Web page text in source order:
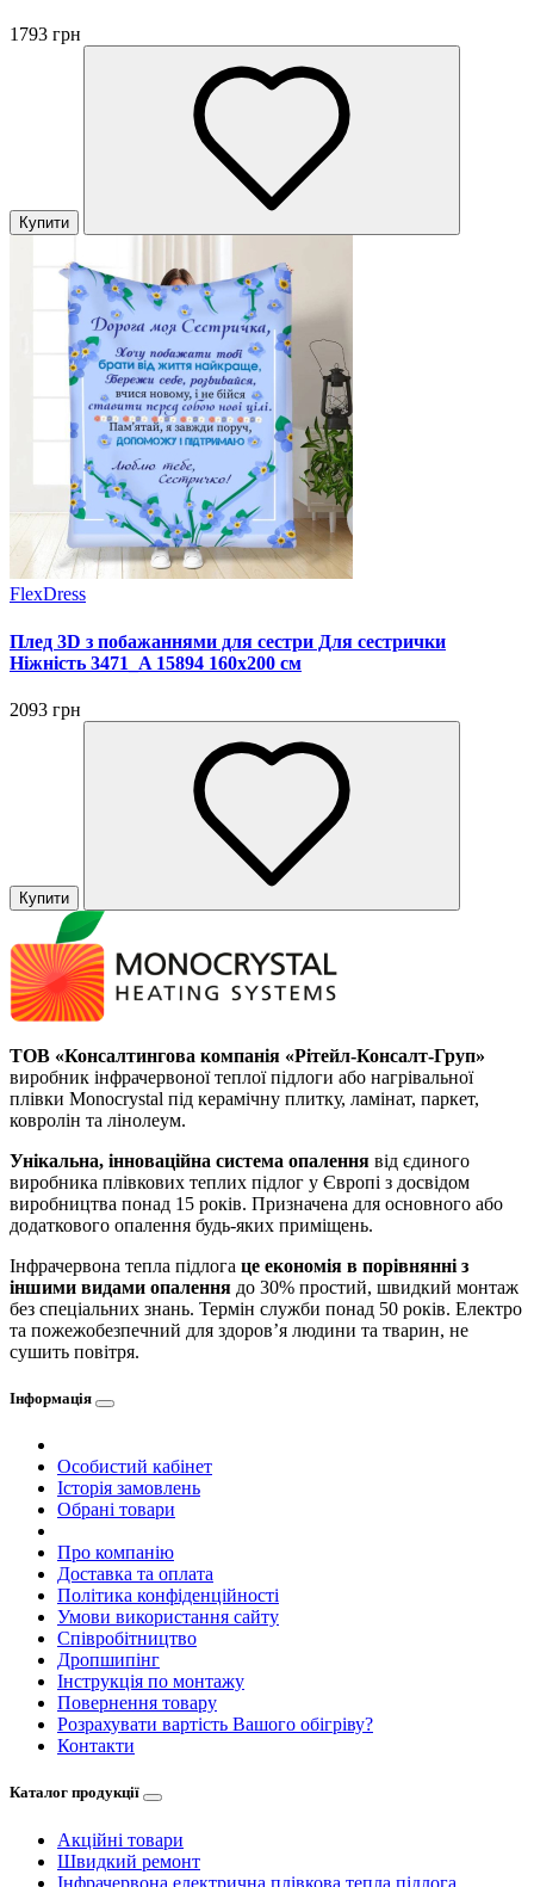
1793 грн
Купити
FlexDress
Плед 3D з побажаннями для сестри Для сестрички
Ніжність 3471_A 15894 160х200 см
2093 грн
Купити
ТОВ «Консалтингова компанія «Рітейл-Консалт-Груп»
виробник інфрачервоної теплої підлоги або нагрівальної
плівки Monocrystal під керамічну плитку, ламінат, паркет,
ковролін та лінолеум.
Унікальна, інноваційна система опалення від єдиного
виробника плівкових теплих підлог у Європі з досвідом
виробництва понад 15 років. Призначена для основного або
додаткового опалення будь-яких приміщень.
Інфрачервона тепла підлога це економія в порівнянні з
іншими видами опалення до 30% простий, швидкий монтаж
без спеціальних знань. Термін служби понад 50 років. Електро
та пожежобезпечний для здоров’я людини та тварин, не
сушить повітря.
Інформація
Особистий кабінет
Історія замовлень
Обрані товари
Про компанію
Доставка та оплата
Політика конфіденційності
Умови використання сайту
Співробітництво
Дропшипінг
Інструкція по монтажу
Повернення товару
Розрахувати вартість Вашого обігріву?
Контакти
Каталог продукції
Акційні товари
Швидкий ремонт
Інфрачервона електрична плівкова тепла підлога